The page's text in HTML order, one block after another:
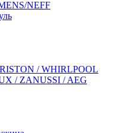
NEFF
/ WHIRLPOOL
/ ZANUSSI / AEG